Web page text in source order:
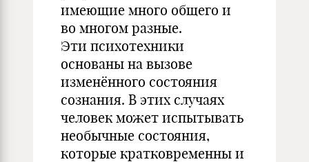
имеющие много общего и
во многом разные.
Эти психотехники
основаны на вызове
изменённого состояния
сознания. В этих случаях
человек может испытывать
необычные состояния,
которые кратковременны и